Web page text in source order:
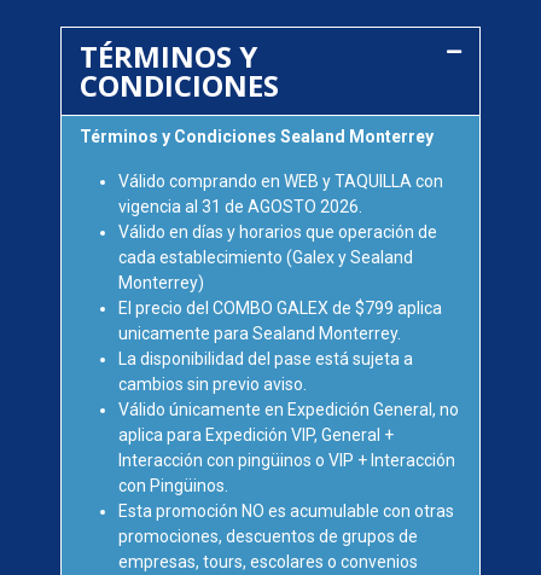
TÉRMINOS Y
CONDICIONES
Términos y Condiciones Sealand Monterrey
Válido comprando en WEB y TAQUILLA con
vigencia al 31 de AGOSTO 2026.
Válido en días y horarios que operación de
cada establecimiento (Galex y Sealand
Monterrey)
El precio del COMBO GALEX de $799 aplica
unicamente para Sealand Monterrey.
La disponibilidad del pase está sujeta a
cambios sin previo aviso.
Válido únicamente en Expedición General, no
aplica para Expedición VIP, General +
Interacción con pingüinos o VIP + Interacción
con Pingüinos.
Esta promoción NO es acumulable con otras
promociones, descuentos de grupos de
empresas, tours, escolares o convenios